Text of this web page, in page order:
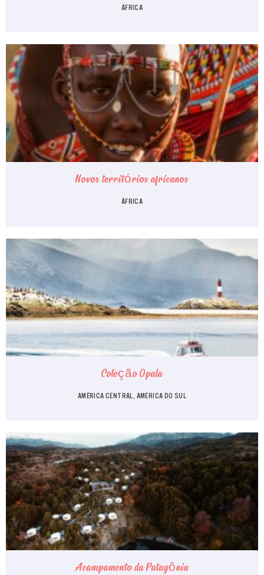
ÁFRICA
Novos territórios africanos
ÁFRICA
Coleção Opala
AMÉRICA CENTRAL, AMÉRICA DO SUL
Acampamento da Patagônia